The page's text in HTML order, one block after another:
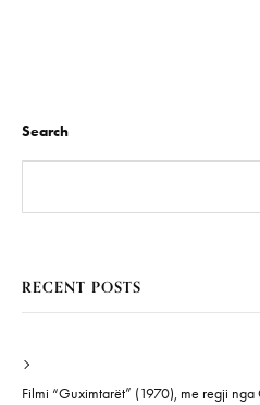
Search
RECENT POSTS
Filmi “Guximtarët” (1970), me regji